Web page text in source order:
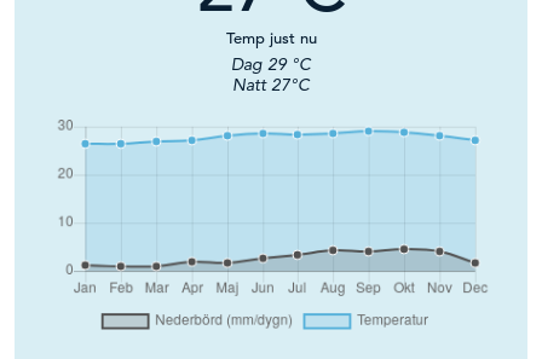
Temp just nu
Dag 29°C
Natt27°C